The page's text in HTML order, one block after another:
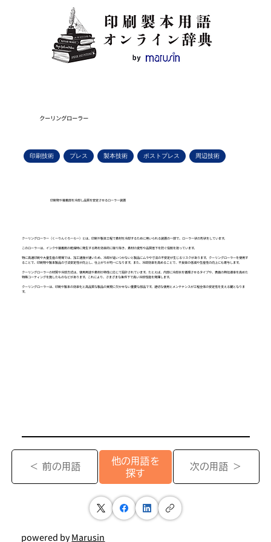
クーリングローラー
印刷技術 プレス 製本技術 ポストプレス 周辺技術
印刷物や接着部を冷却し品質を安定させるローラー装置
クーリングローラー（くーりんぐろーらー）とは、印刷や製本工程で素材を冷却するために用いられる装置の一部で、ローラー状の形状をしています。
このローラーは、インクや接着剤の乾燥時に発生する熱を効率的に取り除き、素材の変形や品質低下を防ぐ役割を担っています。
特に高速印刷や大量生産の現場では、加工速度が速いため、冷却が追いつかないと製品にムラや寸法の不安定が生じるリスクがあります。クーリングローラーを使用す
ることで、印刷物や製本製品の寸法安定性が向上し、仕上がりが均一になります。また、冷却効率を高めることで、不良率の低減や生産性の向上にも寄与します。
クーリングローラーの材質や冷却方式は、使用用途や素材の特性に応じて設計されています。たとえば、内部に冷却水を循環させるタイプや、表面の熱伝導率を高めた
特殊コーティングを施したものなどがあります。これにより、さまざまな条件下で高い冷却性能を発揮します。
クーリングローラーは、印刷や製本の効率化と高品質な製品の実現に欠かせない重要な部品です。適切な使用とメンテナンスが工程全体の安定性を支える鍵となりま
す。
＜ 前の用語
他の用語を
探す
次の用語 ＞
powered byMarusin